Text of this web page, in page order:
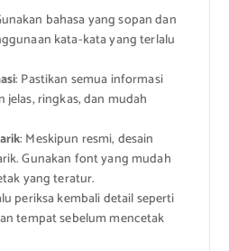
bahasa yang sopan dan
kata-kata yang terlalu
: Pastikan semua informasi
jelas, ringkas, dan mudah
: Meskipun resmi, desain
Gunakan font yang mudah
yang teratur.
periksa kembali detail seperti
tempat sebelum mencetak